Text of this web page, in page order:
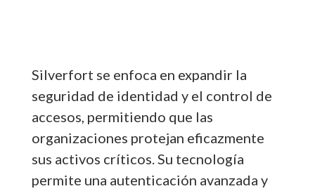
Silverfort se enfoca en expandir la
seguridad de identidad y el control de
accesos, permitiendo que las
organizaciones protejan eficazmente
sus activos críticos. Su tecnología
permite una autenticación avanzada y